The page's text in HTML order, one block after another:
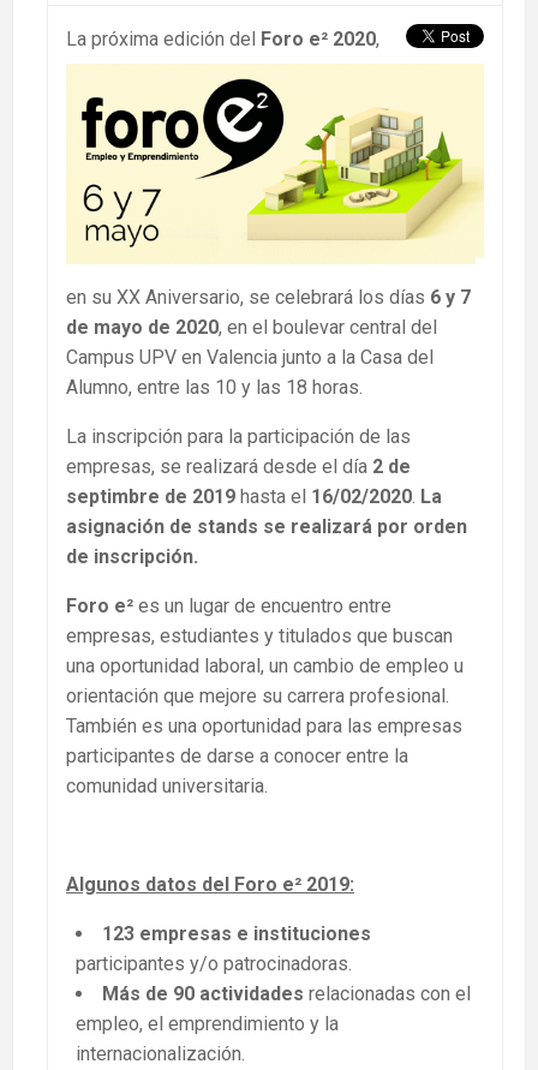
La próxima edición del Foro e² 2020,
en su XX Aniversario, se celebrará los días 6 y 7
de mayo de 2020, en el boulevar central del
Campus UPV en Valencia junto a la Casa del
Alumno, entre las 10 y las 18 horas.
La inscripción para la participación de las
empresas, se realizará desde el día 2 de
septimbre de 2019 hasta el 16/02/2020. La
asignación de stands se realizará por orden
de inscripción.
Foro e² es un lugar de encuentro entre
empresas, estudiantes y titulados que buscan
una oportunidad laboral, un cambio de empleo u
orientación que mejore su carrera profesional.
También es una oportunidad para las empresas
participantes de darse a conocer entre la
comunidad universitaria.
Algunos datos del Foro e² 2019:
123 empresas e instituciones
participantes y/o patrocinadoras.
Más de 90 actividades relacionadas con el
empleo, el emprendimiento y la
internacionalización.